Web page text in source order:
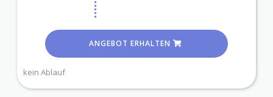
ANGEBOT ERHALTEN
kein Ablauf